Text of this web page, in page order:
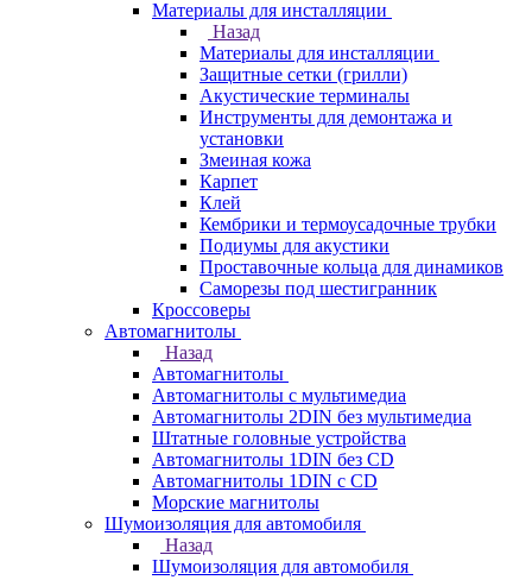
Материалы для инсталляции
Назад
Материалы для инсталляции
Защитные сетки (грилли)
Акустические терминалы
Инструменты для демонтажа и
установки
Змеиная кожа
Карпет
Клей
Кембрики и термоусадочные трубки
Подиумы для акустики
Проставочные кольца для динамиков
Саморезы под шестигранник
Кроссоверы
Автомагнитолы
Назад
Автомагнитолы
Автомагнитолы с мультимедиа
Автомагнитолы 2DIN без мультимедиа
Штатные головные устройства
Автомагнитолы 1DIN без CD
Автомагнитолы 1DIN с CD
Морские магнитолы
Шумоизоляция для автомобиля
Назад
Шумоизоляция для автомобиля